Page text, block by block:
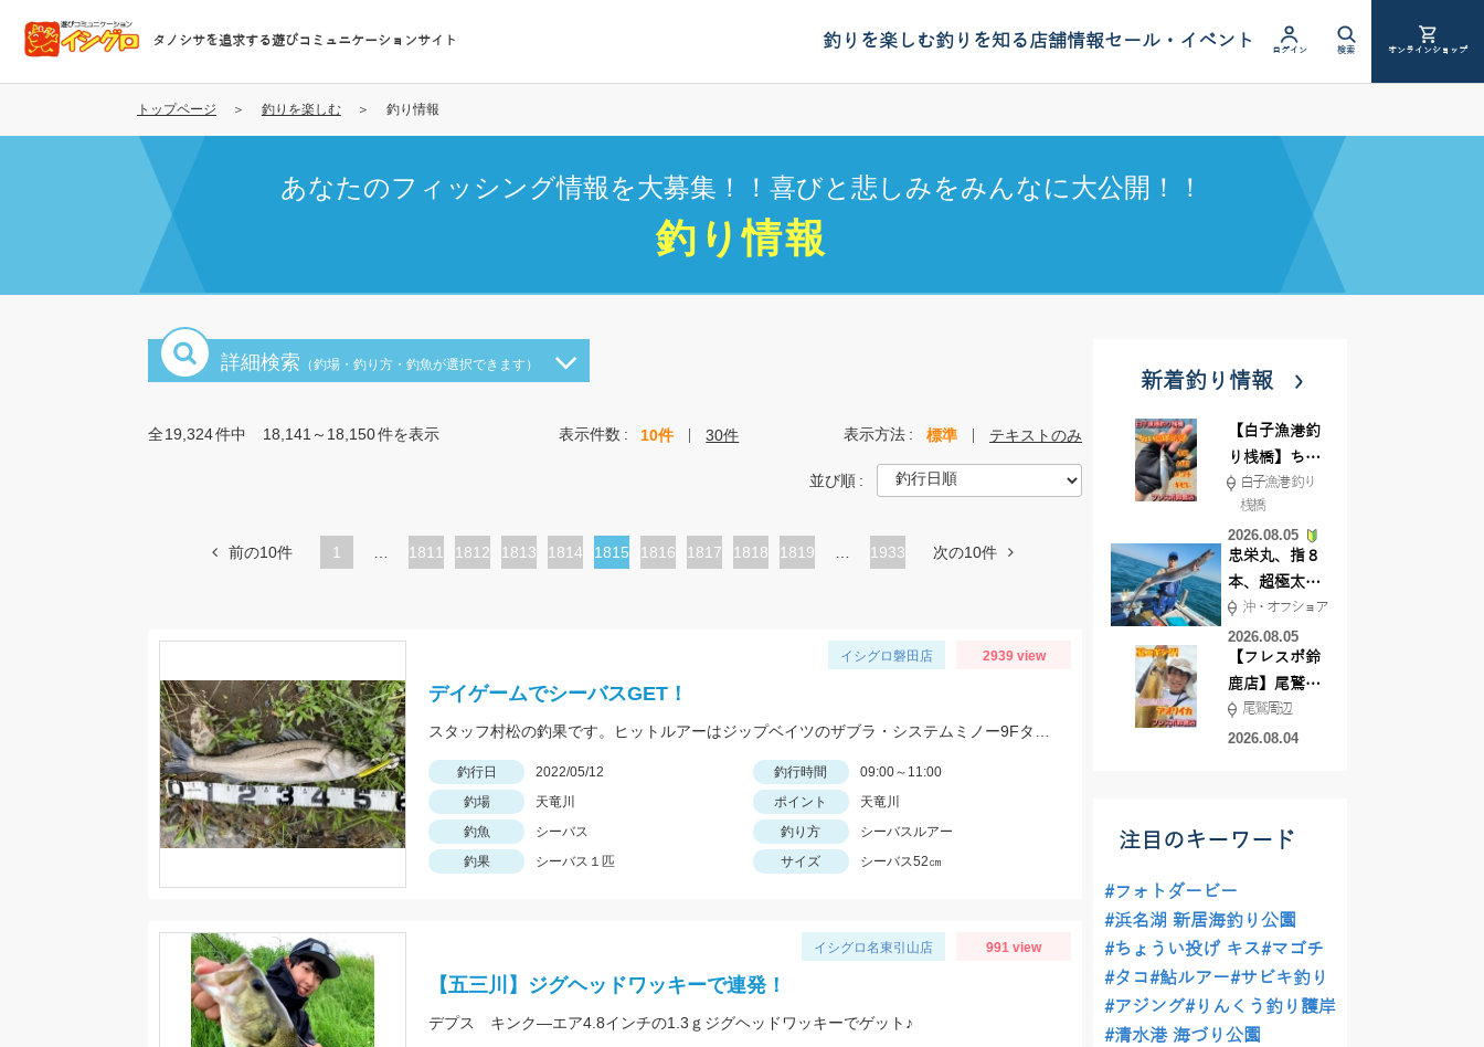
コ
テ
タノシサを追求する遊びコミュニケーションサイト 釣りを楽しむ釣りを知る店舗情報セール・イベント ログイン 検索 オンラインショップ
トップページ 釣りを楽しむ 釣り情報
あなたのフィッシング情報を大募集！！喜びと悲しみをみんなに大公開！！
釣り情報
詳細検索 （釣場・釣り方・釣魚が選択できます）
全19,324件中 18,141～18,150件を表示 表示件数 10件 30件 表示方法 標準 テキストのみ
並び順
前の10件 1
ペ
1811
ペ
1812
ペ
1813
ペ
1814
カ
ペ
1815
ペ
1816
ペ
1817
ペ
1818
ペ
1819 1933 次の10件
イシグロ磐田店 2939 view
デイゲームでシーバスGET！
釣行日 2022/05/12 釣行時間
09:00～11:00
釣場
天竜川 ポイント
天竜川
釣魚
シーバス 釣り方
シーバスルアー
釣果
シーバス１匹 サイズ シーバス52㎝
イシグロ名東引山店 991 view
【五三川】ジグヘッドワッキーで連発！
デプス キンク―エア4.8インチの1.3ｇジグヘッドワッキーでゲット♪
新着釣り情報
【白子漁港釣
り桟橋】ちょ
い投げ釣りが
絶好調!キスや
ハゼが簡単に
釣れますよ💛
白子漁港 釣り
桟橋
2026.08.05
忠栄丸、指８
本、超極太ド
ラゴン登場！
沖・オフショア
2026.08.05
【フレスポ鈴
鹿店】尾鷲方
面にて夏イカ
エギング!!
尾鷲周辺
2026.08.04
注目のキーワード
#フォトダービー
#浜名湖 新居海釣り公園
#ちょうい投げ キス#マゴチ
#タコ#鮎ルアー#サビキ釣り
#アジング#りんくう釣り護岸
#清水港 海づり公園